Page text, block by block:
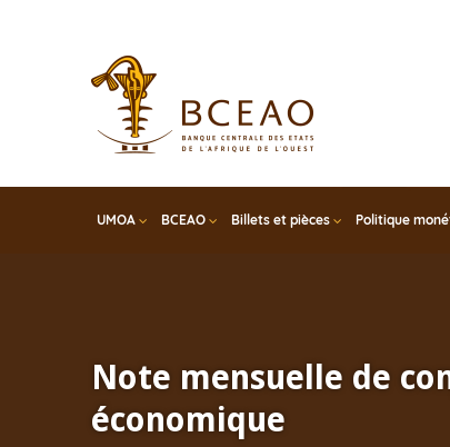
UMOA BCEAO Billets et pièces Politique
Note mensuelle de
économique